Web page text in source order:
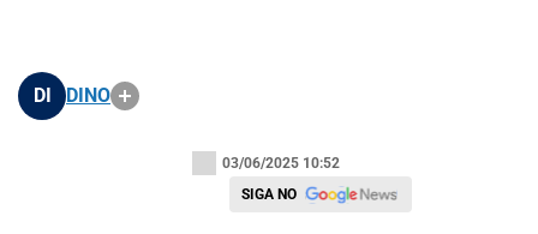
DI DINO
03/06/2025 10:52
SIGA NO